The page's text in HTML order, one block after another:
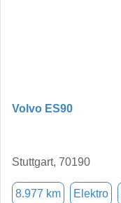
Volvo ES90
Stuttgart, 70190
8.977 km Elektro